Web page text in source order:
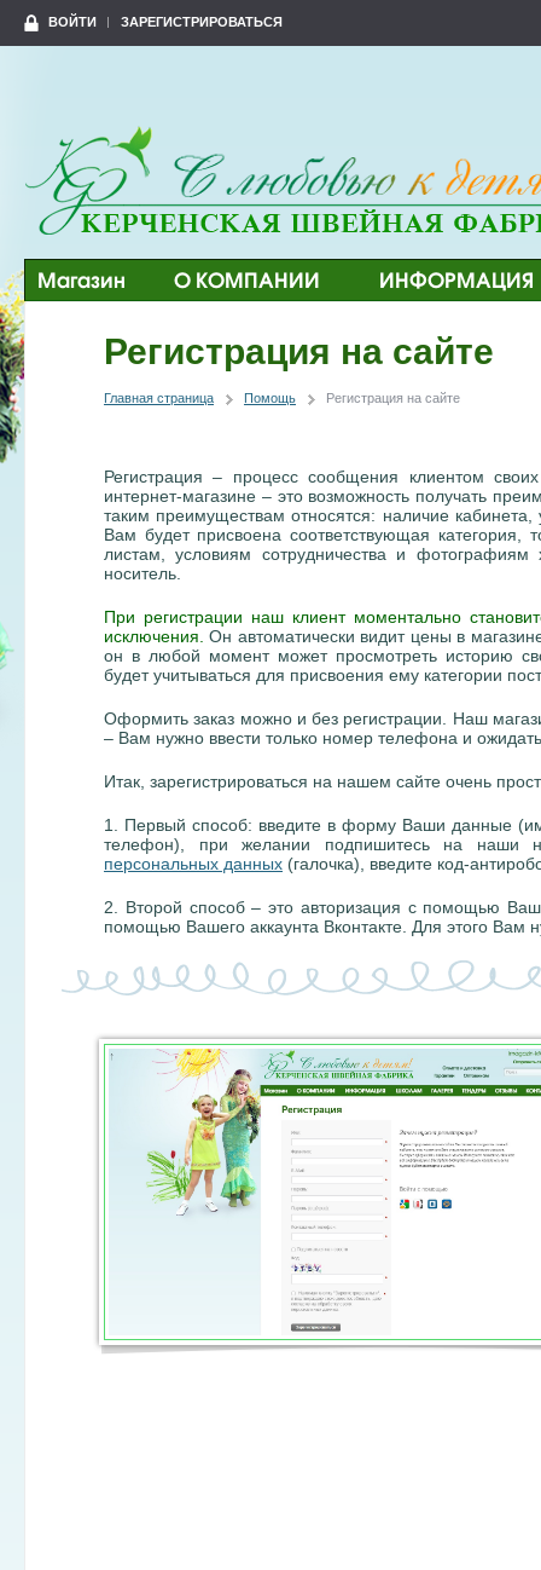
ВОЙТИ ЗАРЕГИСТРИРОВАТЬСЯ
Магазин О КОМПАНИИ ИНФОРМАЦИЯ
Регистрация на сайте
Главная страница Помощь Регистрация на сайте
Регистрация – процесс сообщения клиентом
интернет-магазине – это возможность получать
таким преимуществам относятся: наличие
Вам будет присвоена соответствующая категория,
листам, условиям сотрудничества и
носитель.
При регистрации наш клиент моментально
исключения. Он автоматически видит цены в
он в любой момент может просмотреть историю
будет учитываться для присвоения ему категории
Оформить заказ можно и без регистрации. Наш
– Вам нужно ввести только номер телефона и
Итак, зарегистрироваться на нашем сайте очень
1. Первый способ: введите в форму Ваши данные
телефон), при желании подпишитесь на наши
персональных данных (галочка), введите код-
2. Второй способ – это авторизация с помощью
помощью Вашего аккаунта Вконтакте. Для этого